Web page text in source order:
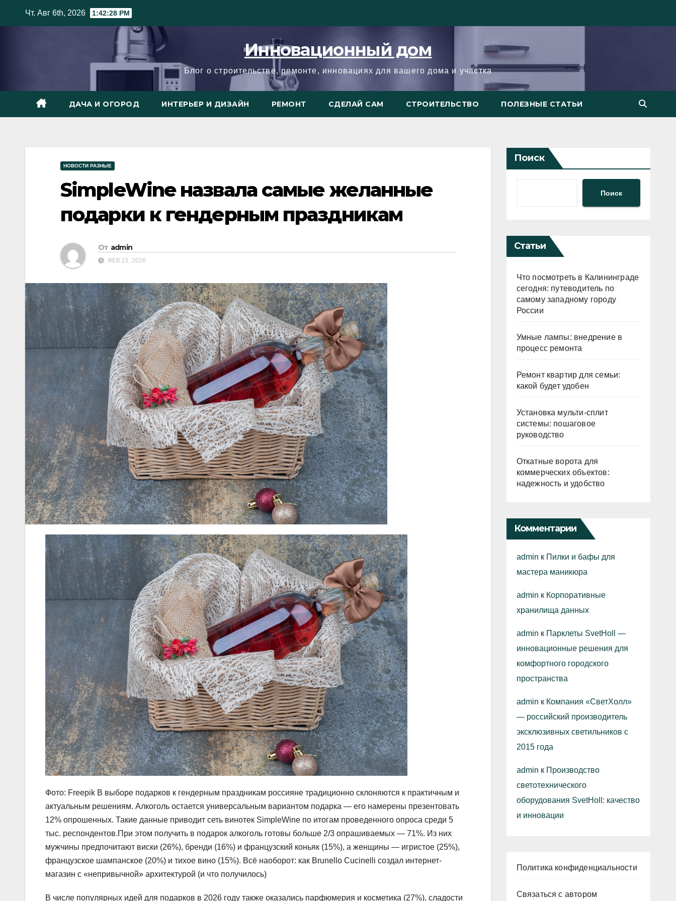
Чт. Авг 6th, 2026 1:42:29 PM
Инновационный дом
Блог о строительстве, ремонте, инновациях для вашего дома и участка
ДАЧА И ОГОРОД ИНТЕРЬЕР И ДИЗАЙН РЕМОНТ СДЕЛАЙ САМ СТРОИТЕЛЬСТВО ПОЛЕЗНЫЕ СТАТЬИ
НОВОСТИ РАЗНЫЕ
SimpleWine назвала самые желанные
подарки к гендерным праздникам
От admin
ФЕВ 21, 2026
Фото: Freepik В выборе подарков к гендерным праздникам россияне традиционно склоняются к практичным и
актуальным решениям. Алкоголь остается универсальным вариантом подарка — его намерены презентовать
12% опрошенных. Такие данные приводит сеть винотек SimpleWine по итогам проведенного опроса среди 5
тыс. респондентов.При этом получить в подарок алкоголь готовы больше 2/3 опрашиваемых — 71%. Из них
мужчины предпочитают виски (26%), бренди (16%) и французский коньяк (15%), а женщины — игристое (25%),
французское шампанское (20%) и тихое вино (15%). Всё наоборот: как Brunello Cucinelli создал интернет-
магазин с «непривычной» архитектурой (и что получилось)
В числе популярных идей для подарков в 2026 году также оказались парфюмерия и косметика (27%), сладости
Поиск
Поиск
Статьи
Что посмотреть в Калининграде
сегодня: путеводитель по
самому западному городу
России
Умные лампы: внедрение в
процесс ремонта
Ремонт квартир для семьи:
какой будет удобен
Установка мульти-сплит
системы: пошаговое
руководство
Откатные ворота для
коммерческих объектов:
надежность и удобство
Комментарии
admin к Пилки и бафы для
мастера маникюра
admin к Корпоративные
хранилища данных
admin к Парклеты SvetHoll —
инновационные решения для
комфортного городского
пространства
admin к Компания «СветХолл»
— российский производитель
эксклюзивных светильников с
2015 года
admin к Производство
светотехнического
оборудования SvetHoll: качество
и инновации
Политика конфиденциальности
Связаться с автором